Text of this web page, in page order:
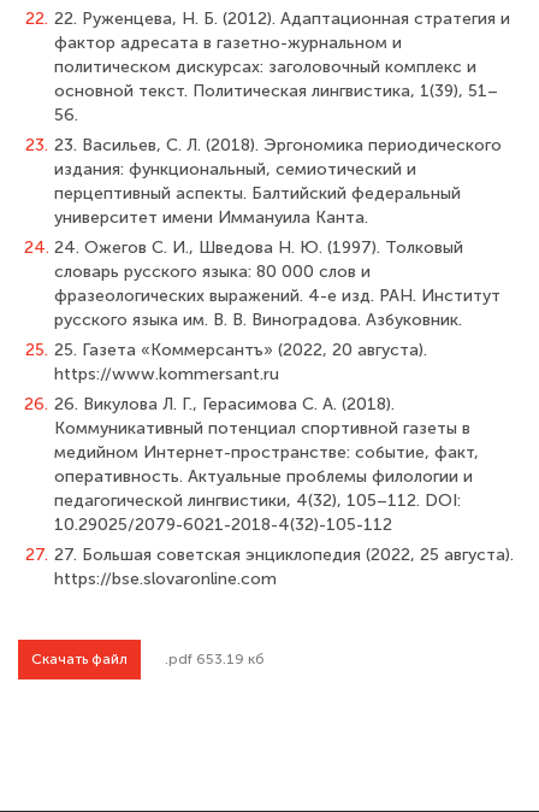
22. 22. Руженцева, Н. Б. (2012). Адаптационная стратегия и
фактор адресата в газетно-журнальном и
политическом дискурсах: заголовочный комплекс и
основной текст. Политическая лингвистика, 1(39), 51–
56.
23. 23. Васильев, С. Л. (2018). Эргономика периодического
издания: функциональный, семиотический и
перцептивный аспекты. Балтийский федеральный
университет имени Иммануила Канта.
24. 24. Ожегов С. И., Шведова Н. Ю. (1997). Толковый
словарь русского языка: 80 000 слов и
фразеологических выражений. 4-е изд. РАН. Институт
русского языка им. В. В. Виноградова. Азбуковник.
25. 25. Газета «Коммерсантъ» (2022, 20 августа).
https://www.kommersant.ru
26. 26. Викулова Л. Г., Герасимова С. А. (2018).
Коммуникативный потенциал спортивной газеты в
медийном Интернет-пространстве: событие, факт,
оперативность. Актуальные проблемы филологии и
педагогической лингвистики, 4(32), 105–112. DOI:
10.29025/2079-6021-2018-4(32)-105-112
27. 27. Большая советская энциклопедия (2022, 25 августа).
https://bse.slovaronline.com
Скачать файл .pdf 653.19 кб